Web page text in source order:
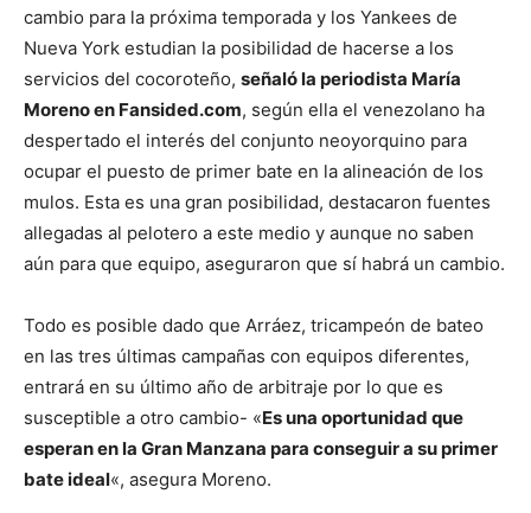
cambio para la próxima temporada y los Yankees de
Nueva York estudian la posibilidad de hacerse a los
servicios del cocoroteño, señaló la periodista María
Moreno en Fansided.com, según ella el venezolano ha
despertado el interés del conjunto neoyorquino para
ocupar el puesto de primer bate en la alineación de los
mulos. Esta es una gran posibilidad, destacaron fuentes
allegadas al pelotero a este medio y aunque no saben
aún para que equipo, aseguraron que sí habrá un cambio.
Todo es posible dado que Arráez, tricampeón de bateo
en las tres últimas campañas con equipos diferentes,
entrará en su último año de arbitraje por lo que es
susceptible a otro cambio- «Es una oportunidad que
esperan en la Gran Manzana para conseguir a su primer
bate ideal«, asegura Moreno.